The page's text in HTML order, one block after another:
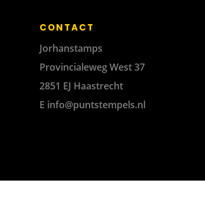
CONTACT
Jorhanstamps
Provincialeweg West 37
2851 EJ Haastrecht
E info@puntstempels.nl